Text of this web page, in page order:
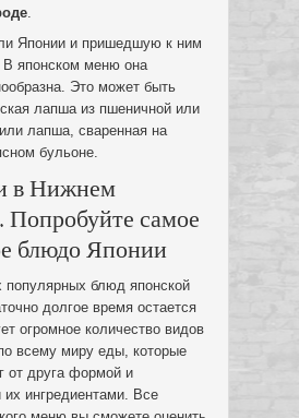
.
Японии и пришедшую к ним
В японском меню она
Это может быть
лапша из пшеничной или
лапша, сваренная на
бульоне.
в Нижнем
Попробуйте самое
блюдо Японии
блюд японской
долгое время остается
огромное количество видов
всему миру еды, которые
от друга формой и
ингредиентами. Все